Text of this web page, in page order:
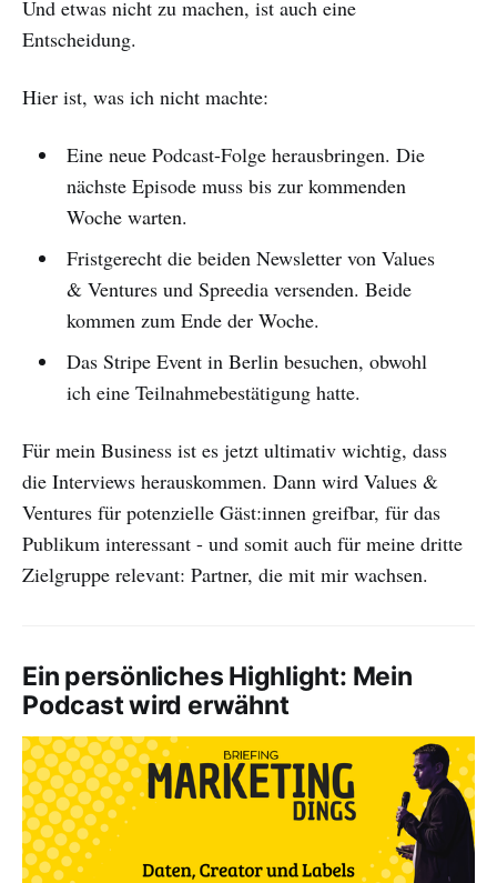
Und etwas nicht zu machen, ist auch eine
Entscheidung.
Hier ist, was ich nicht machte:
Eine neue Podcast-Folge herausbringen. Die
nächste Episode muss bis zur kommenden
Woche warten.
Fristgerecht die beiden Newsletter von Values
& Ventures und Spreedia versenden. Beide
kommen zum Ende der Woche.
Das Stripe Event in Berlin besuchen, obwohl
ich eine Teilnahmebestätigung hatte.
Für mein Business ist es jetzt ultimativ wichtig, dass
die Interviews herauskommen. Dann wird Values &
Ventures für potenzielle Gäst:innen greifbar, für das
Publikum interessant - und somit auch für meine dritte
Zielgruppe relevant: Partner, die mit mir wachsen.
Ein persönliches Highlight: Mein
Podcast wird erwähnt